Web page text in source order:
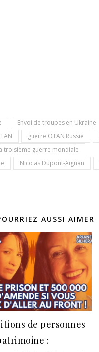
Envoi de troupes en Ukraine
guerre OTAN Russie
troisième guerre mondiale
Nicolas Dupont-Aignan
AUSSI AIMER
de personnes
: